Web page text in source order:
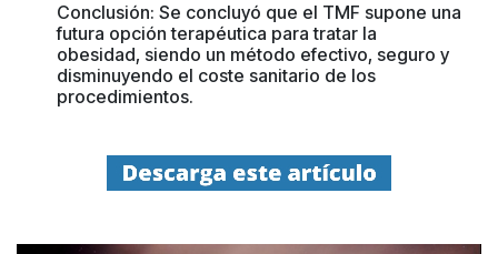
Conclusión: Se concluyó que el TMF supone una
futura opción terapéutica para tratar la
obesidad, siendo un método efectivo, seguro y
disminuyendo el coste sanitario de los
procedimientos.